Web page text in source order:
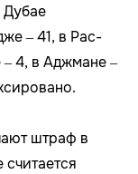
– 41, в Рас-
4, в Аджмане –
штраф в